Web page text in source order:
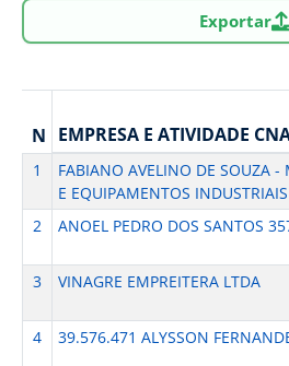
Exportar
N EMPRESA E ATIVIDADE
1
FABIANO AVELINO DE SOUZA -
E EQUIPAMENTOS INDUSTRIAIS
2
ANOEL PEDRO DOS SANTOS
3
VINAGRE EMPREITERA LTDA
4
39.576.471 ALYSSON